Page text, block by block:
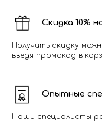
Скидка 10%
Получить скидку
введя промокод в
Опытные
Наши специалисты